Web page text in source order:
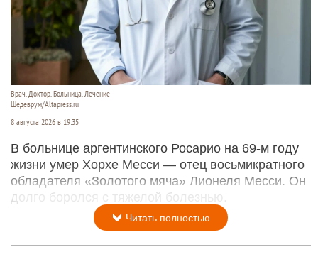
Врач. Доктор. Больница. Лечение
Шедеврум/Altapress.ru
8 августа 2026 в 19:35
В больнице аргентинского Росарио на 69-м году
жизни умер Хорхе Месси — отец восьмикратного
обладателя «Золотого мяча» Лионеля Месси. Он
долго боролся с тяжелой болезнью.
Читать полностью